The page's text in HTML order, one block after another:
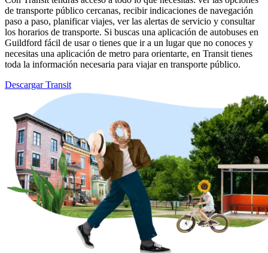
de transporte público cercanas, recibir indicaciones de navegación
paso a paso, planificar viajes, ver las alertas de servicio y consultar
los horarios de transporte. Si buscas una aplicación de autobuses en
Guildford fácil de usar o tienes que ir a un lugar que no conoces y
necesitas una aplicación de metro para orientarte, en Transit tienes
toda la información necesaria para viajar en transporte público.
Descargar Transit